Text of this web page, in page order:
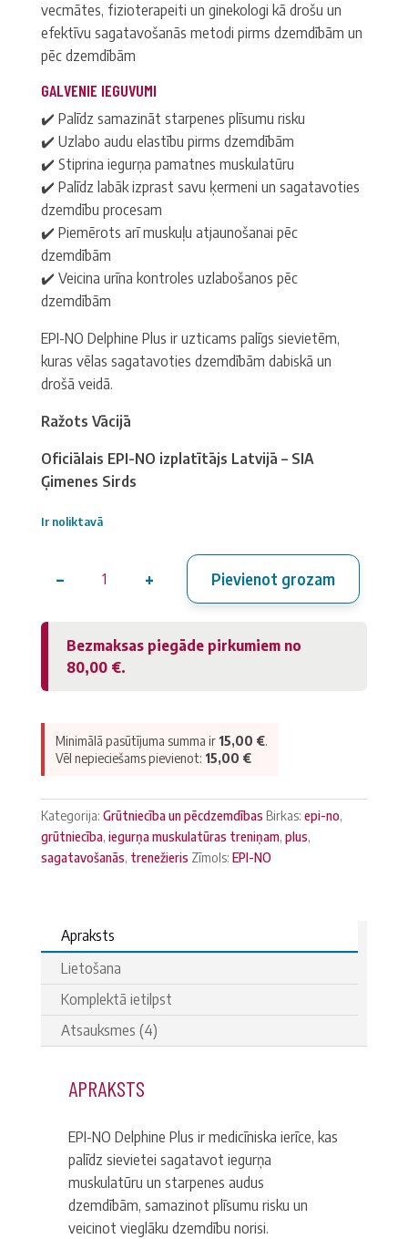
vecmātes, fizioterapeiti un ginekologi kā drošu un
efektīvu sagatavošanās metodi pirms dzemdībām un
pēc dzemdībām
GALVENIE IEGUVUMI
✔️ Palīdz samazināt starpenes plīsumu risku
✔️ Uzlabo audu elastību pirms dzemdībām
✔️ Stiprina iegurņa pamatnes muskulatūru
✔️ Palīdz labāk izprast savu ķermeni un sagatavoties
dzemdību procesam
✔️ Piemērots arī muskuļu atjaunošanai pēc
dzemdībām
✔️ Veicina urīna kontroles uzlabošanos pēc
dzemdībām
EPI-NO Delphine Plus ir uzticams palīgs sievietēm,
kuras vēlas sagatavoties dzemdībām dabiskā un
drošā veidā.
Ražots Vācijā
Oficiālais EPI-NO izplatītājs Latvijā – SIA
Ģimenes Sirds
Ir noliktavā
−
Delphine
Dzemdību
trenažieris
daudzums
+ Pievienot grozam
Bezmaksas piegāde pirkumiem no
80,00 €.
Minimālā pasūtījuma summa ir 15,00 €.
Vēl nepieciešams pievienot: 15,00 €
Kategorija: Grūtniecība un pēcdzemdības Birkas: epi-no,
grūtniecība, iegurņa muskulatūras treniņam, plus,
sagatavošanās, trenežieris Zīmols: EPI-NO
Apraksts
Lietošana
Komplektā ietilpst
Atsauksmes (4)
APRAKSTS
EPI-NO Delphine Plus ir medicīniska ierīce, kas
palīdz sievietei sagatavot iegurņa
muskulatūru un starpenes audus
dzemdībām, samazinot plīsumu risku un
veicinot vieglāku dzemdību norisi.